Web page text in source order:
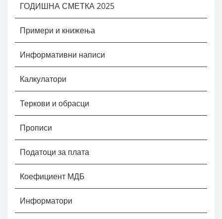
ГОДИШНА СМЕТКА 2025
Примери и книжења
Информативни написи
Калкулатори
Теркови и обрасци
Прописи
Податоци за плата
Коефициент МДБ
Информатори